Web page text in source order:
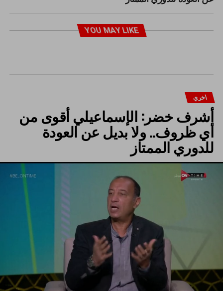
YOU MAY LIKE
اخري
أشرف خضر: الإسماعيلي أقوى من
أي ظروف.. ولا بديل عن العودة
للدوري الممتاز